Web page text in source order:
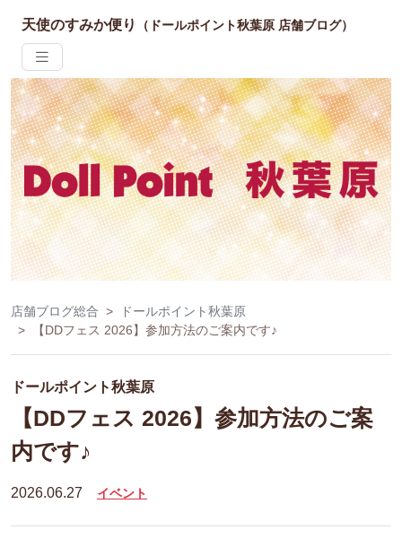
天使のすみか便り （ドールポイント秋葉原 店舗ブログ）
店舗ブログ総合
ドールポイント秋葉原
【DDフェス 2026】参加方法のご案内です♪
ドールポイント秋葉原
【DDフェス 2026】参加方法のご案
内です♪
2026.06.27 イベント